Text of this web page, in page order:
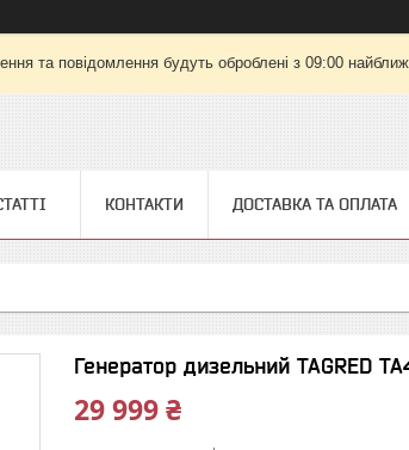
та повідомлення будуть оброблені з 09:00
КОНТАКТИ ДОСТАВКА ТА ОПЛАТА
Генератор дизельний TAGRED
29 999 ₴